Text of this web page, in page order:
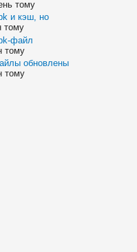
тому
и кэш, но
тому
файл
тому
обновлены
тому